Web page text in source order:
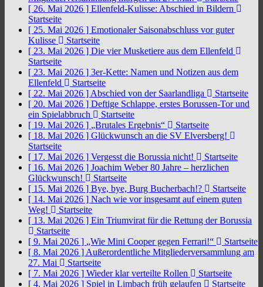
[ 26. Mai 2026 ] Ellenfeld-Kulisse: Abschied in Bildern
Startseite
[ 25. Mai 2026 ] Emotionaler Saisonabschluss vor guter
Kulisse
Startseite
[ 23. Mai 2026 ] Die vier Musketiere aus dem Ellenfeld
Startseite
[ 23. Mai 2026 ] 3er-Kette: Namen und Notizen aus dem
Ellenfeld
Startseite
[ 22. Mai 2026 ] Abschied von der Saarlandliga
Startseite
[ 20. Mai 2026 ] Deftige Schlappe, erstes Borussen-Tor und
ein Spielabbruch
Startseite
[ 19. Mai 2026 ] „Brutales Ergebnis“
Startseite
[ 18. Mai 2026 ] Glückwunsch an die SV Elversberg!
Startseite
[ 17. Mai 2026 ] Vergesst die Borussia nicht!
Startseite
[ 16. Mai 2026 ] Joachim Weber 80 Jahre – herzlichen
Glückwunsch!
Startseite
[ 15. Mai 2026 ] Bye, bye, Burg Bucherbach!?
Startseite
[ 14. Mai 2026 ] Nach wie vor insgesamt auf einem guten
Weg!
Startseite
[ 13. Mai 2026 ] Ein Triumvirat für die Rettung der Borussia
Startseite
[ 9. Mai 2026 ] „Wie Mini Cooper gegen Ferrari!“
Startseite
[ 8. Mai 2026 ] Außerordentliche Mitgliederversammlung am
27. Mai
Startseite
[ 7. Mai 2026 ] Wieder klar verteilte Rollen
Startseite
[ 4. Mai 2026 ] Spiel in Limbach früh gelaufen
Startseite